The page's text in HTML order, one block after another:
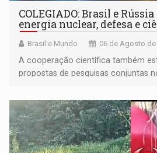
COLEGIADO: Brasil e
energia nuclear, defesa e
Brasil e Mundo 06 de Agosto de
A cooperação científica também
propostas de pesquisas conjuntas